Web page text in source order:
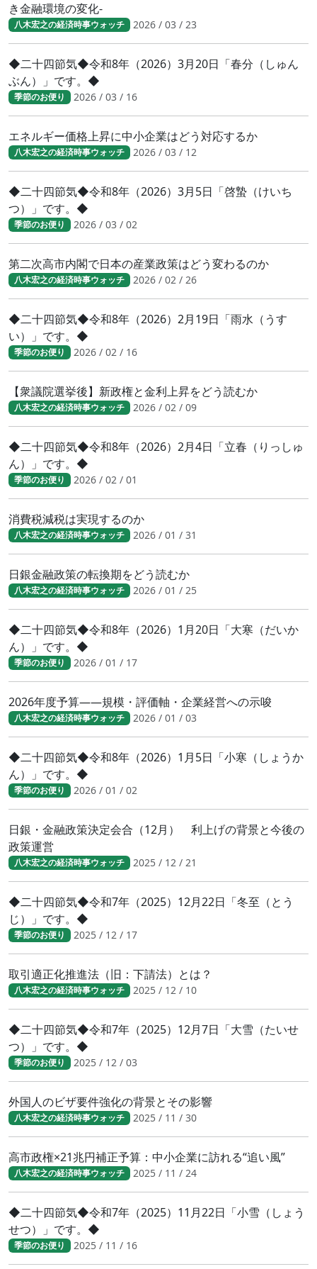
き金融環境の変化-
八木宏之の経済時事ウォッチ 2026 / 03 / 23
◆二十四節気◆令和8年（2026）3月20日「春分（しゅん
ぶん）」です。◆
季節のお便り 2026 / 03 / 16
エネルギー価格上昇に中小企業はどう対応するか
八木宏之の経済時事ウォッチ 2026 / 03 / 12
◆二十四節気◆令和8年（2026）3月5日「啓蟄（けいち
つ）」です。◆
季節のお便り 2026 / 03 / 02
第二次高市内閣で日本の産業政策はどう変わるのか
八木宏之の経済時事ウォッチ 2026 / 02 / 26
◆二十四節気◆令和8年（2026）2月19日「雨水（うす
い）」です。◆
季節のお便り 2026 / 02 / 16
【衆議院選挙後】新政権と金利上昇をどう読むか
八木宏之の経済時事ウォッチ 2026 / 02 / 09
◆二十四節気◆令和8年（2026）2月4日「立春（りっしゅ
ん）」です。◆
季節のお便り 2026 / 02 / 01
消費税減税は実現するのか
八木宏之の経済時事ウォッチ 2026 / 01 / 31
日銀金融政策の転換期をどう読むか
八木宏之の経済時事ウォッチ 2026 / 01 / 25
◆二十四節気◆令和8年（2026）1月20日「大寒（だいか
ん）」です。◆
季節のお便り 2026 / 01 / 17
2026年度予算――規模・評価軸・企業経営への示唆
八木宏之の経済時事ウォッチ 2026 / 01 / 03
◆二十四節気◆令和8年（2026）1月5日「小寒（しょうか
ん）」です。◆
季節のお便り 2026 / 01 / 02
日銀・金融政策決定会合（12月） 利上げの背景と今後の
政策運営
八木宏之の経済時事ウォッチ 2025 / 12 / 21
◆二十四節気◆令和7年（2025）12月22日「冬至（とう
じ）」です。◆
季節のお便り 2025 / 12 / 17
取引適正化推進法（旧：下請法）とは？
八木宏之の経済時事ウォッチ 2025 / 12 / 10
◆二十四節気◆令和7年（2025）12月7日「大雪（たいせ
つ）」です。◆
季節のお便り 2025 / 12 / 03
外国人のビザ要件強化の背景とその影響
八木宏之の経済時事ウォッチ 2025 / 11 / 30
高市政権×21兆円補正予算：中小企業に訪れる“追い風”
八木宏之の経済時事ウォッチ 2025 / 11 / 24
◆二十四節気◆令和7年（2025）11月22日「小雪（しょう
せつ）」です。◆
季節のお便り 2025 / 11 / 16